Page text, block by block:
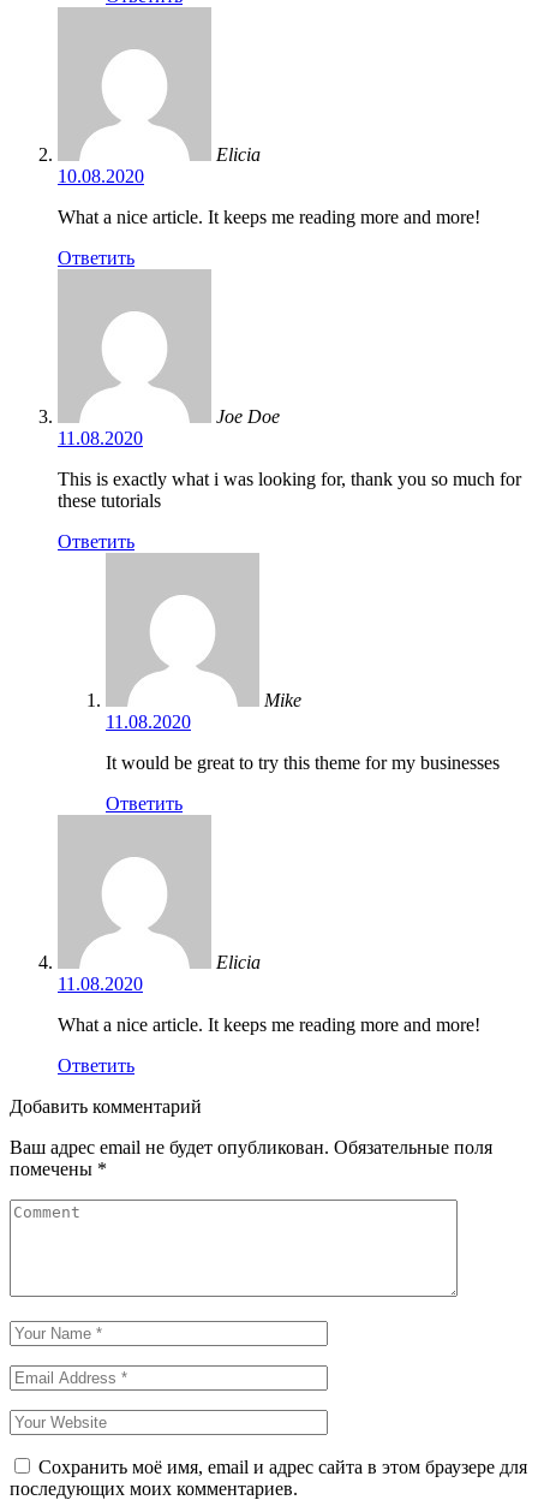
Elicia
10.08.2020
What a nice article. It keeps me reading more and more!
Ответить
Joe Doe
11.08.2020
This is exactly what i was looking for, thank you so much for
these tutorials
Ответить
Mike
11.08.2020
It would be great to try this theme for my businesses
Ответить
Elicia
11.08.2020
What a nice article. It keeps me reading more and more!
Ответить
Добавить комментарий
Ваш адрес email не будет опубликован. Обязательные поля
помечены *
Сохранить моё имя, email и адрес сайта в этом браузере для
последующих моих комментариев.